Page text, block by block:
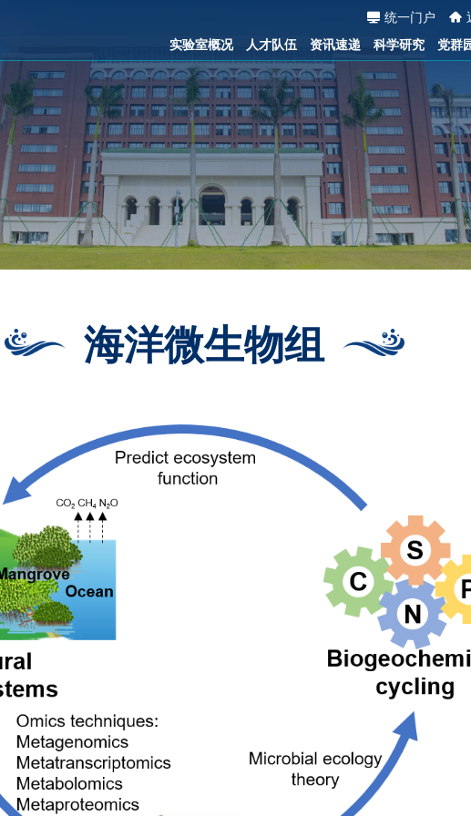
统一门户
实验室概况
人才队伍 资讯速递 科学研究 党群
海洋微生物组